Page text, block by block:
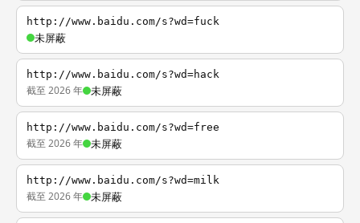
http://www.baidu.com/s?wd=fuck
未屏蔽
http://www.baidu.com/s?wd=hack
截至 2026 年 未屏蔽
http://www.baidu.com/s?wd=free
截至 2026 年 未屏蔽
http://www.baidu.com/s?wd=milk
截至 2026 年 未屏蔽